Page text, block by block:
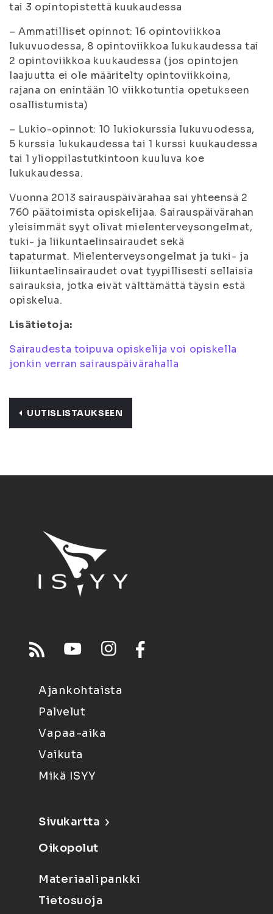
tai 3 opintopistettä kuukaudessa
– Ammatilliset opinnot: 16 opintoviikkoa
lukuvuodessa, 8 opintoviikkoa lukukaudessa tai
2 opintoviikkoa kuukaudessa (jos opintojen
laajuutta ei ole määritelty opintoviikkoina,
rajana on enintään 10 viikkotuntia opetukseen
osallistumista)
– Lukio-opinnot: 10 lukiokurssia lukuvuodessa,
5 kurssia lukukaudessa tai 1 kurssi kuukaudessa
tai 1 ylioppilastutkintoon kuuluva koe
lukukaudessa.
Vuonna 2013 sairauspäivärahaa sai yhteensä 2
760 päätoimista opiskelijaa. Sairauspäivärahan
yleisimmät syyt olivat mielenterveysongelmat,
tuki- ja liikuntaelinsairaudet sekä
tapaturmat. Mielenterveysongelmat ja tuki- ja
liikuntaelinsairaudet ovat tyypillisesti sellaisia
sairauksia, jotka eivät välttämättä täysin estä
opiskelua.
Lisätietoja:
Sairaudesta toipuva opiskelija voi opiskella
jonkin verran sairauspäivärahalla
UUTISLISTAUKSEEN
Ajankohtaista
Palvelut
Vapaa-aika
Vaikuta
Mikä ISYY
Sivukartta
Oikopolut
Materiaalipankki
Tietosuoja